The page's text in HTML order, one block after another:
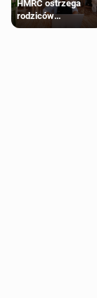
HMRC ostrzega
rodziców
pobierających Child